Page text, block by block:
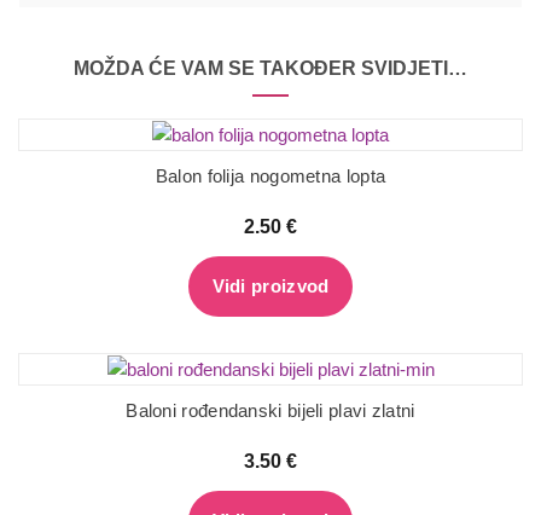
MOŽDA ĆE VAM SE TAKOĐER SVIDJETI…
Balon folija nogometna lopta
2.50 €
Vidi proizvod
Baloni rođendanski bijeli plavi zlatni
3.50 €